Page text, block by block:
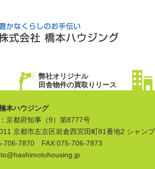
弊社オリジナル
田舎物件の買取りリース
本ハウジング
京都府知事（9）第8777号
京都市左京区岩倉西宮田町81番地2 シャン
706-7870 FAX:075-706-7873